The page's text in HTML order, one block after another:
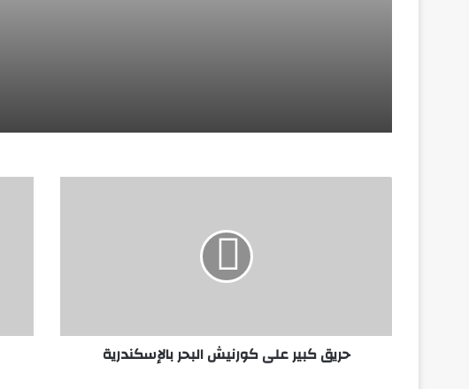
منذ أسبوع واحد
حريق كبير على كورنيش البحر بالإسكندرية